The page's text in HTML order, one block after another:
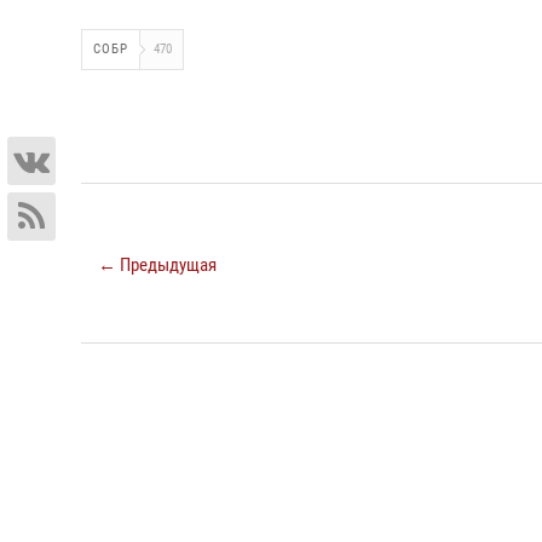
СОБР 470
← Предыдущая